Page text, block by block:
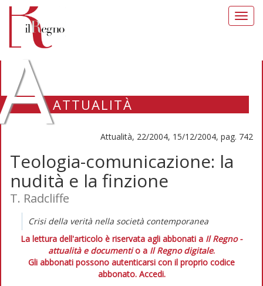
ATTUALITÀ
Attualità, 22/2004, 15/12/2004, pag. 742
Teologia-comunicazione: la
nudità e la finzione
T. Radcliffe
Crisi della verità nella società contemporanea
La lettura dell'articolo è riservata agli abbonati a Il Regno -
attualità e documentio a Il Regno digitale.
Gli abbonati possono autenticarsi con il proprio codice
abbonato. Accedi.